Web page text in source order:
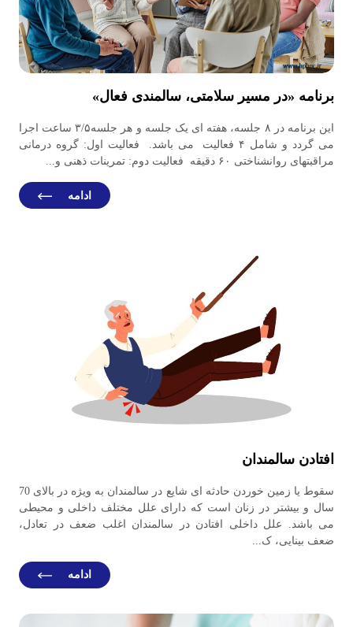
برنامه «در مسیر سلامتی، سالمندی فعال»
این برنامه در ۸ جلسه، هفته ای یک جلسه و هر جلسه۳/۵ ساعت اجرا
می گردد و شامل ۴ فعالیت می باشد. فعالیت اول: گروه درمانی
مراقبتهای روانشناختی ۶۰ دقیقه فعالیت دوم: تمرینات ذهنی و...
ادامه
افتادن سالمندان
سقوط یا زمین خوردن حادثه ای شایع در سالمندان به ویژه در بالای 70
سال و بیشتر در زنان است که دارای علل مختلف داخلی و محیطی
می ­باشد. علل داخلی افتادن در سالمندان اغلب ضعف در تعادل،
ضعف بینایی، ک...
ادامه